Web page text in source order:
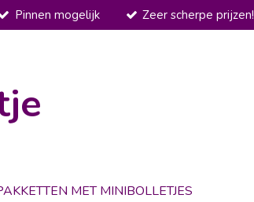
Pinnen mogelijk Zeer scherpe prijzen!
MET MINIBOLLETJES